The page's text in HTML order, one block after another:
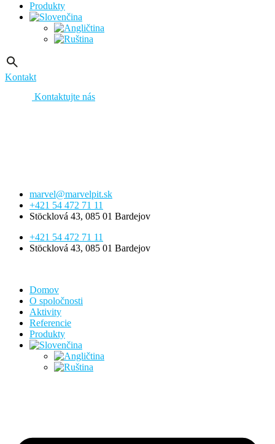
Produkty
Kontakt
Kontaktujte nás
marvel@marvelpit.sk
+421 54 472 71 11
Stöcklová 43, 085 01 Bardejov
+421 54 472 71 11
Stöcklová 43, 085 01 Bardejov
Domov
O spoločnosti
Aktivity
Referencie
Produkty